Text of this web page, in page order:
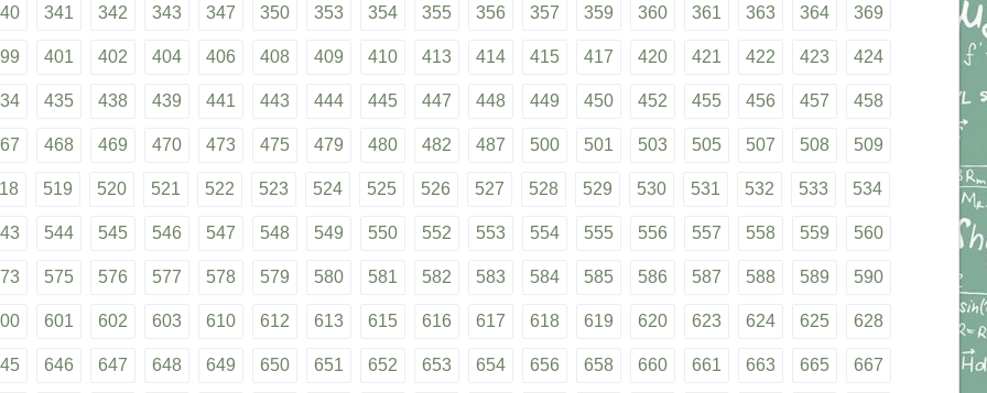
341 342 343 347 350 353 354 355 356 357 359 360 361 363 364 369
401 402 404 406 408 409 410 413 414 415 417 420 421 422 423 424
435 438 439 441 443 444 445 447 448 449 450 452 455 456 457 458
468 469 470 473 475 479 480 482 487 500 501 503 505 507 508 509
519 520 521 522 523 524 525 526 527 528 529 530 531 532 533 534
544 545 546 547 548 549 550 552 553 554 555 556 557 558 559 560
575 576 577 578 579 580 581 582 583 584 585 586 587 588 589 590
601 602 603 610 612 613 615 616 617 618 619 620 623 624 625 628
646 647 648 649 650 651 652 653 654 656 658 660 661 663 665 667